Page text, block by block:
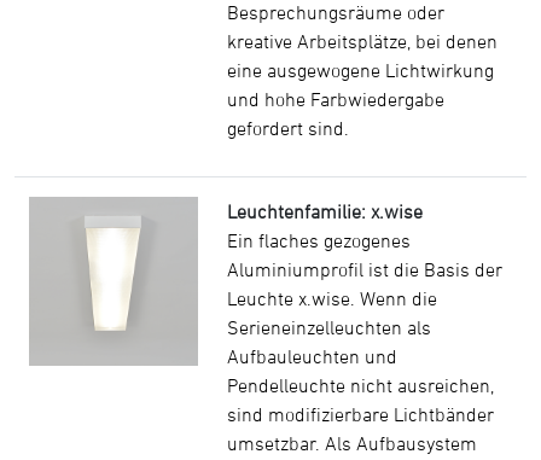
Besprechungsräume oder
kreative Arbeitsplätze, bei denen
eine ausgewogene Lichtwirkung
und hohe Farbwiedergabe
gefordert sind.
Leuchtenfamilie: x.wise
Ein flaches gezogenes
Aluminiumprofil ist die Basis der
Leuchte x.wise. Wenn die
Serieneinzelleuchten als
Aufbauleuchten und
Pendelleuchte nicht ausreichen,
sind modifizierbare Lichtbänder
umsetzbar. Als Aufbausystem